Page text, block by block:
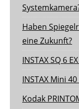
Haben
eine Zukunft?
INSTAX SQ 6
INSTAX Mini
Kodak